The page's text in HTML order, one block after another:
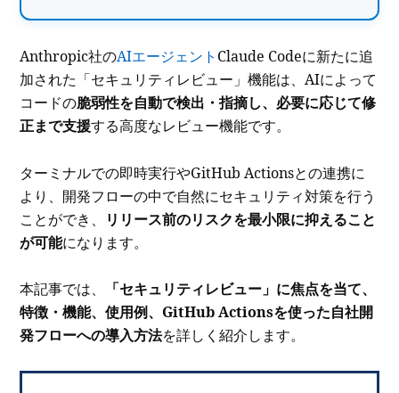
Anthropic社のAIエージェント Claude Codeに新たに追
加された「セキュリティレビュー」機能は、AIによって
コードの脆弱性を自動で検出・指摘し、必要に応じて修
正まで支援する高度なレビュー機能です。
ターミナルでの即時実行やGitHub Actionsとの連携に
より、開発フローの中で自然にセキュリティ対策を行う
ことができ、
リリース前のリスクを最小限に抑えること
が可能になります。
本記事では、
「セキュリティレビュー」に焦点を当て、
特徴・機能、使用例、GitHub Actionsを使った自社開
発フローへの導入方法を詳しく紹介します。